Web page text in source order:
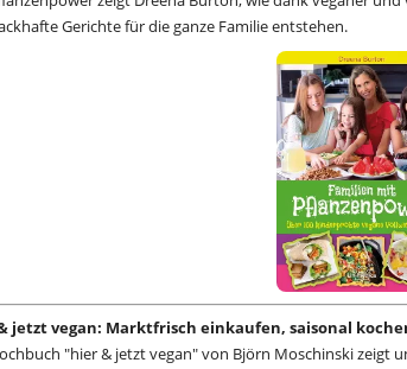
Gerichte für die ganze Familie entstehen.
jetzt vegan: Marktfrisch einkaufen, saisonal
"hier & jetzt vegan" von Björn Moschinski zeigt